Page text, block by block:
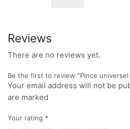
Reviews
There are no reviews yet.
Be the first to review “Pince universel
Your email address will not be
are marked
Your rating *